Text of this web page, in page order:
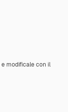
e modificale con il